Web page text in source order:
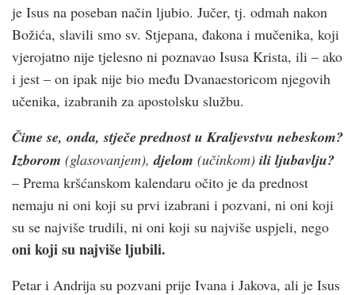
je Isus na poseban način ljubio. Jučer, tj. odmah nakon
Božića, slavili smo sv. Stjepana, đakona i mučenika, koji
vjerojatno nije tjelesno ni poznavao Isusa Krista, ili – ako
i jest – on ipak nije bio među Dvanaestoricom njegovih
učenika, izabranih za apostolsku službu.
Čime se, onda, stječe prednost u Kraljevstvu nebeskom?
Izborom (glasovanjem), djelom (učinkom) ili ljubavlju?
– Prema kršćanskom kalendaru očito je da prednost
nemaju ni oni koji su prvi izabrani i pozvani, ni oni koji
su se najviše trudili, ni oni koji su najviše uspjeli, nego
oni koji su najviše ljubili.
Petar i Andrija su pozvani prije Ivana i Jakova, ali je Isus